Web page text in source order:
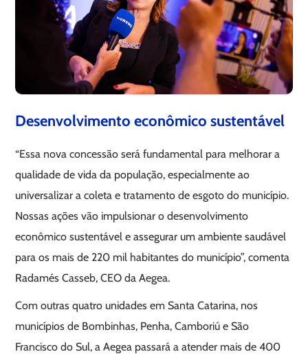
Desenvolvimento econômico sustentável
“Essa nova concessão será fundamental para melhorar a
qualidade de vida da população, especialmente ao
universalizar a coleta e tratamento de esgoto do município.
Nossas ações vão impulsionar o desenvolvimento
econômico sustentável e assegurar um ambiente saudável
para os mais de 220 mil habitantes do município”, comenta
Radamés Casseb, CEO da Aegea.
Com outras quatro unidades em Santa Catarina, nos
municípios de Bombinhas, Penha, Camboriú e São
Francisco do Sul, a Aegea passará a atender mais de 400